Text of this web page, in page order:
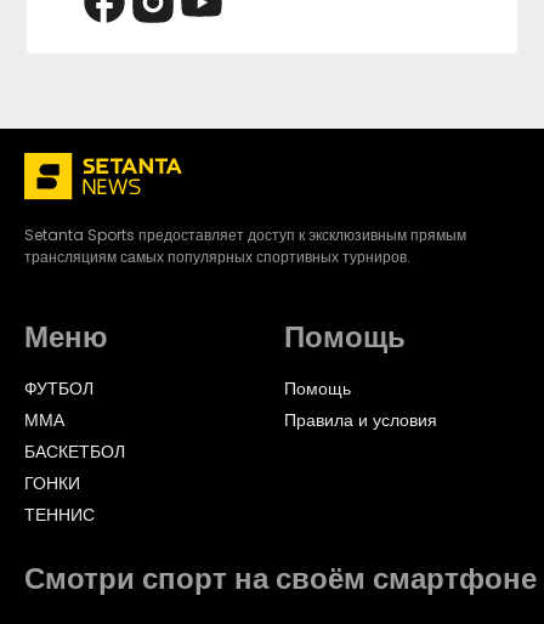
Setanta Sports предоставляет доступ к эксклюзивным прямым
трансляциям самых популярных спортивных турниров.
Меню
ФУТБОЛ
ММА
БАСКЕТБОЛ
ГОНКИ
ТЕННИС
Помощь
Помощь
Правила и условия
Смотри спорт на своём смартфоне